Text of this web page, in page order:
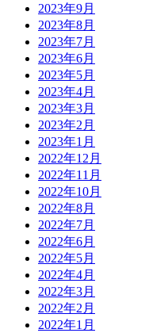
2023年9月
2023年8月
2023年7月
2023年6月
2023年5月
2023年4月
2023年3月
2023年2月
2023年1月
2022年12月
2022年11月
2022年10月
2022年8月
2022年7月
2022年6月
2022年5月
2022年4月
2022年3月
2022年2月
2022年1月